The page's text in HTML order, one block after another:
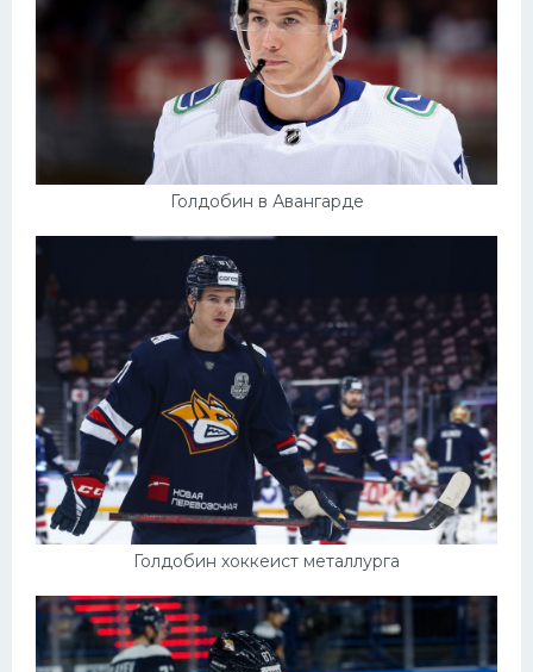
Голдобин в Авангарде
Голдобин хоккеист металлурга